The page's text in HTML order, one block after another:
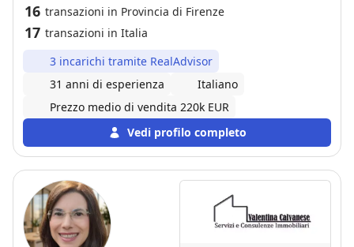
16 transazioni in Provincia di Firenze
17 transazioni in Italia
3 incarichi tramite RealAdvisor
31 anni di esperienza
Italiano
Prezzo medio di vendita 220k EUR
Vedi profilo completo